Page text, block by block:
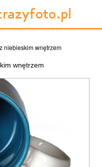
niebieskim wnętrzem
wnętrzem